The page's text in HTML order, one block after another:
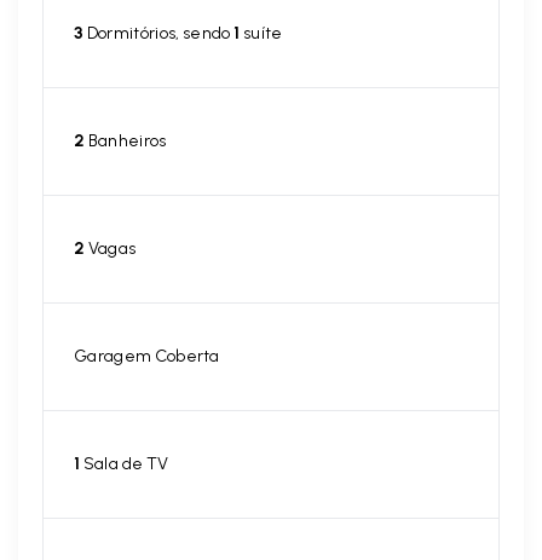
3 Dormitórios, sendo1 suíte
2 Banheiros
2 Vagas
Garagem Coberta
1 Sala de TV